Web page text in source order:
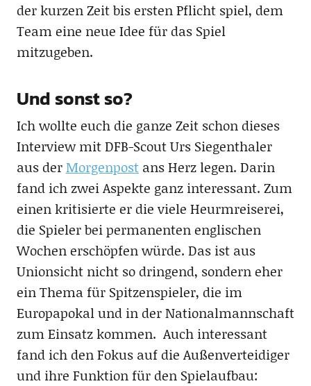
der kurzen Zeit bis ersten Pflicht spiel, dem
Team eine neue Idee für das Spiel
mitzugeben.
Und sonst so?
Ich wollte euch die ganze Zeit schon dieses
Interview mit DFB-Scout Urs Siegenthaler
aus derMorgenpostans Herz legen. Darin
fand ich zwei Aspekte ganz interessant. Zum
einen kritisierte er die viele Heurmreiserei,
die Spieler bei permanenten englischen
Wochen erschöpfen würde. Das ist aus
Unionsicht nicht so dringend, sondern eher
ein Thema für Spitzenspieler, die im
Europapokal und in der Nationalmannschaft
zum Einsatz kommen. Auch interessant
fand ich den Fokus auf die Außenverteidiger
und ihre Funktion für den Spielaufbau: